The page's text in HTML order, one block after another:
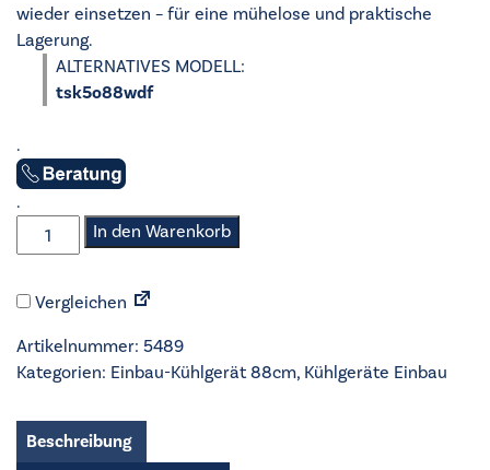
wieder einsetzen – für eine mühelose und praktische
Lagerung.
ALTERNATIVES MODELL:
tsk5o88wdf
.
.
AEG
-
Kühlgerät
-
ER5D88F
In den Warenkorb
Vergleichen
Artikelnummer: 5489
Kategorien: Einbau-Kühlgerät 88cm, Kühlgeräte Einbau
Beschreibung